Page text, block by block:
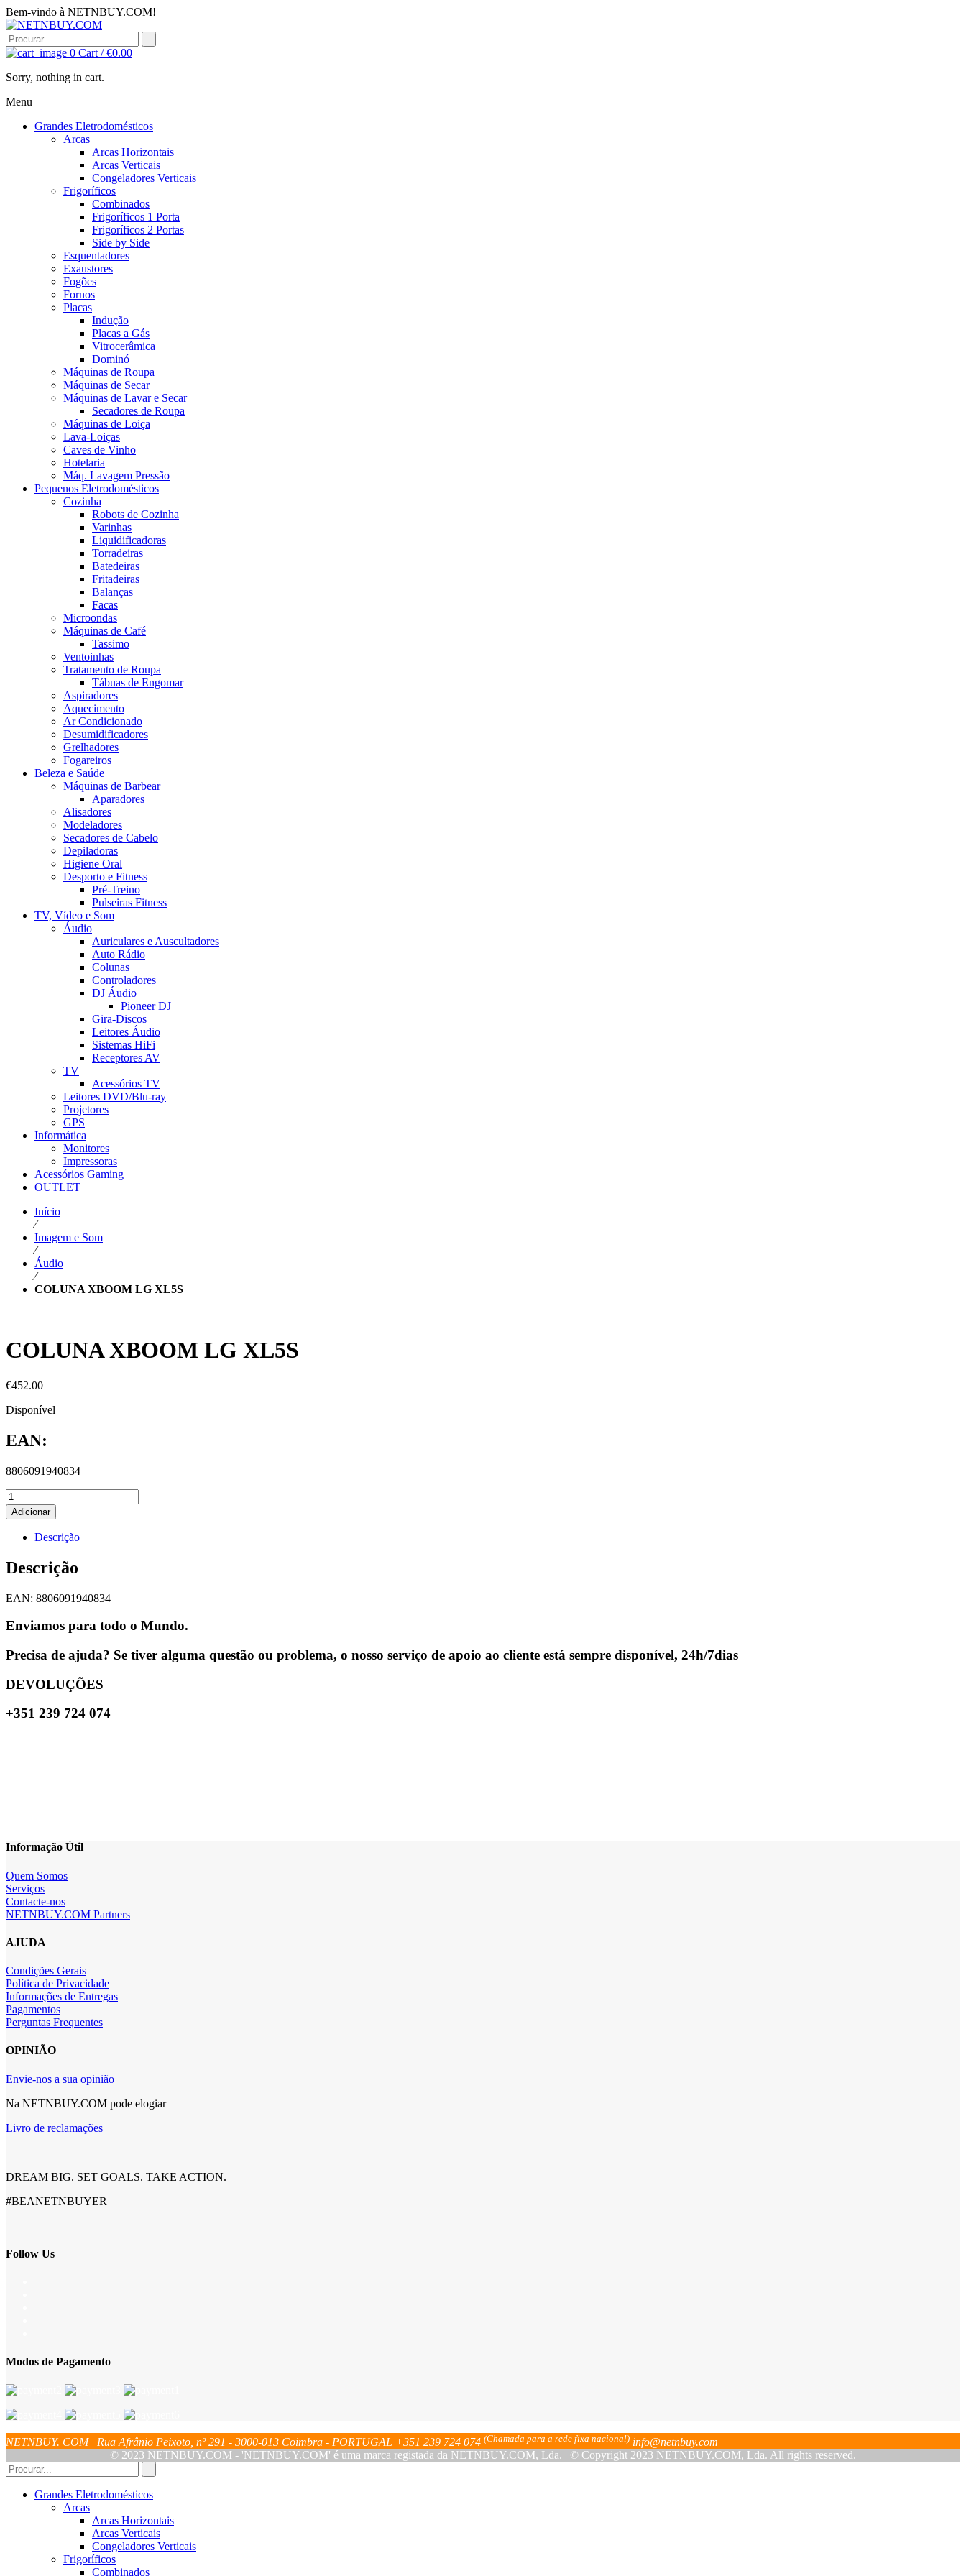
Bem-vindo à NETNBUY.COM!
0 Cart /€0.00
Sorry, nothing in cart.
Menu
Grandes Eletrodomésticos
Arcas
Arcas Horizontais
Arcas Verticais
Congeladores Verticais
Frigoríficos
Combinados
Frigoríficos 1 Porta
Frigoríficos 2 Portas
Side by Side
Esquentadores
Exaustores
Fogões
Fornos
Placas
Indução
Placas a Gás
Vitrocerâmica
Dominó
Máquinas de Roupa
Máquinas de Secar
Máquinas de Lavar e Secar
Secadores de Roupa
Máquinas de Loiça
Lava-Loiças
Caves de Vinho
Hotelaria
Máq. Lavagem Pressão
Pequenos Eletrodomésticos
Cozinha
Robots de Cozinha
Varinhas
Liquidificadoras
Torradeiras
Batedeiras
Fritadeiras
Balanças
Facas
Microondas
Máquinas de Café
Tassimo
Ventoinhas
Tratamento de Roupa
Tábuas de Engomar
Aspiradores
Aquecimento
Ar Condicionado
Desumidificadores
Grelhadores
Fogareiros
Beleza e Saúde
Máquinas de Barbear
Aparadores
Alisadores
Modeladores
Secadores de Cabelo
Depiladoras
Higiene Oral
Desporto e Fitness
Pré-Treino
Pulseiras Fitness
TV, Vídeo e Som
Áudio
Auriculares e Auscultadores
Auto Rádio
Colunas
Controladores
DJ Áudio
Pioneer DJ
Gira-Discos
Leitores Áudio
Sistemas HiFi
Receptores AV
TV
Acessórios TV
Leitores DVD/Blu-ray
Projetores
GPS
Informática
Monitores
Impressoras
Acessórios Gaming
OUTLET
Início
⁄
Imagem e Som
⁄
Áudio
⁄
COLUNA XBOOM LG XL5S
COLUNA XBOOM LG XL5S
€452.00
Disponível
EAN:
8806091940834
Adicionar
Descrição
Descrição
EAN: 8806091940834
Enviamos para todo o Mundo.
Precisa de ajuda? Se tiver alguma questão ou problema, o nosso serviço de apoio ao cliente está sempre disponível, 24h/7dias
DEVOLUÇÕES
+351 239 724 074
Informação Útil
Quem Somos
Serviços
Contacte-nos
NETNBUY.COM Partners
AJUDA
Condições Gerais
Política de Privacidade
Informações de Entregas
Pagamentos
Perguntas Frequentes
OPINIÃO
Envie-nos a sua opinião
Na NETNBUY.COM pode elogiar
Livro de reclamações
DREAM BIG. SET GOALS. TAKE ACTION.
#BEANETNBUYER
Follow Us
Modos de Pagamento
NETNBUY. COM | Rua Afrânio Peixoto, nº 291 - 3000-013 Coimbra - PORTUGAL +351 239 724 074 (Chamada para a rede fixa nacional) info@netnbuy.com
© 2023 NETNBUY.COM - 'NETNBUY.COM' é uma marca registada da NETNBUY.COM, Lda. | © Copyright 2023 NETNBUY.COM, Lda. All rights reserved.
Grandes Eletrodomésticos
Arcas
Arcas Horizontais
Arcas Verticais
Congeladores Verticais
Frigoríficos
Combinados